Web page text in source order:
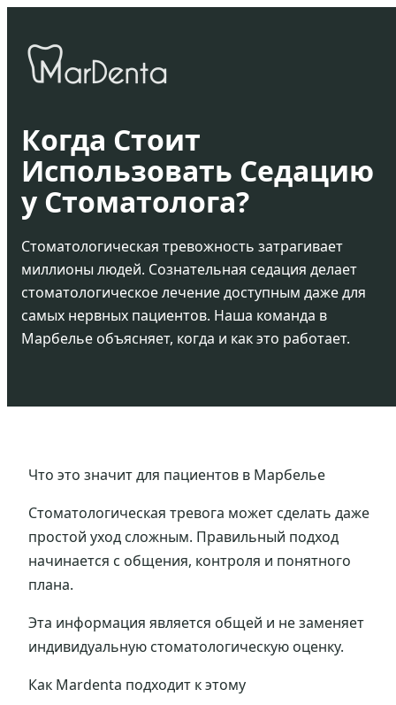
Когда Стоит
Использовать Седацию
у Стоматолога?
Стоматологическая тревожность затрагивает
миллионы людей. Сознательная седация делает
стоматологическое лечение доступным даже для
самых нервных пациентов. Наша команда в
Марбелье объясняет, когда и как это работает.
Что это значит для пациентов в Марбелье
Стоматологическая тревога может сделать даже
простой уход сложным. Правильный подход
начинается с общения, контроля и понятного
плана.
Эта информация является общей и не заменяет
индивидуальную стоматологическую оценку.
Как Mardenta подходит к этому